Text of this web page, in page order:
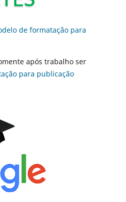
de formatação para
após trabalho ser
para publicação